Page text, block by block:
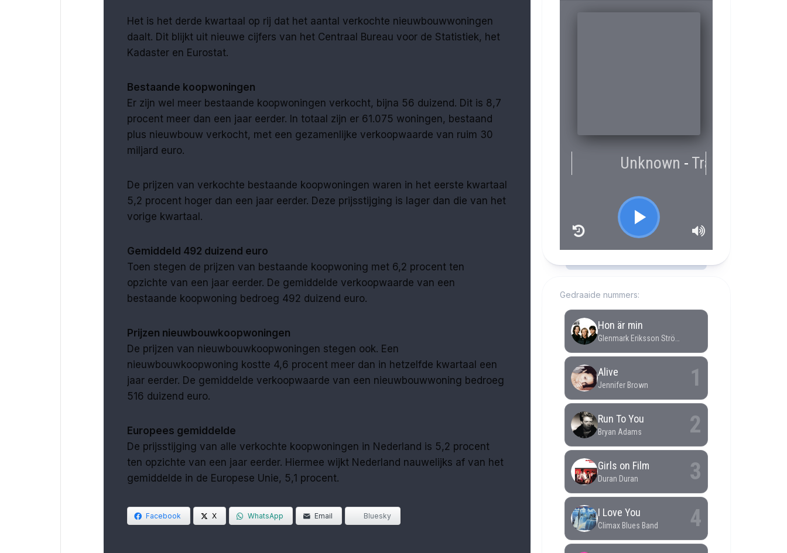
Het is het derde kwartaal op rij dat het aantal verkochte nieuwbouwwoningen
daalt. Dit blijkt uit nieuwe cijfers van het Centraal Bureau voor de Statistiek, het
Kadaster en Eurostat.
Bestaande koopwoningen
Er zijn wel meer bestaande koopwoningen verkocht, bijna 56 duizend. Dit is 8,7
procent meer dan een jaar eerder. In totaal zijn er 61.075 woningen, bestaand
plus nieuwbouw verkocht, met een gezamenlijke verkoopwaarde van ruim 30
miljard euro.
De prijzen van verkochte bestaande koopwoningen waren in het eerste kwartaal
5,2 procent hoger dan een jaar eerder. Deze prijsstijging is lager dan die van het
vorige kwartaal.
Gemiddeld 492 duizend euro
Toen stegen de prijzen van bestaande koopwoning met 6,2 procent ten
opzichte van een jaar eerder. De gemiddelde verkoopwaarde van een
bestaande koopwoning bedroeg 492 duizend euro.
Prijzen nieuwbouwkoopwoningen
De prijzen van nieuwbouwkoopwoningen stegen ook. Een
nieuwbouwkoopwoning kostte 4,6 procent meer dan in hetzelfde kwartaal een
jaar eerder. De gemiddelde verkoopwaarde van een nieuwbouwwoning bedroeg
516 duizend euro.
Europees gemiddelde
De prijsstijging van alle verkochte koopwoningen in Nederland is 5,2 procent
ten opzichte van een jaar eerder. Hiermee wijkt Nederland nauwelijks af van het
gemiddelde in de Europese Unie, 5,1 procent.
Facebook X WhatsApp Email Bluesky
Gedraaide nummers: